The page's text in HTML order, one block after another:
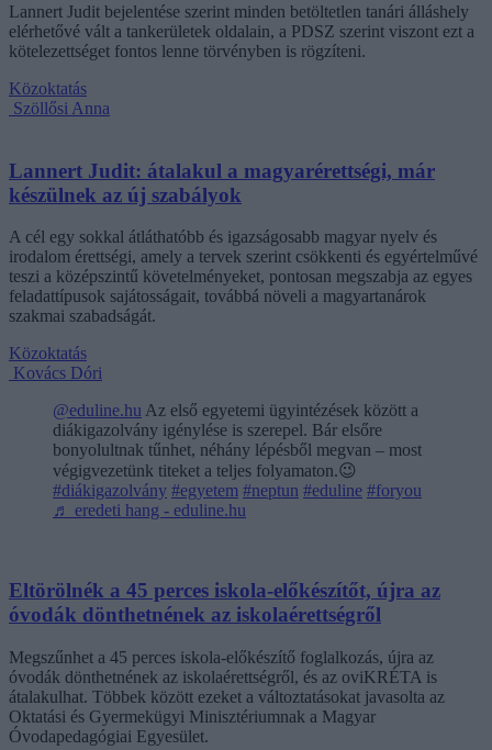
Lannert Judit bejelentése szerint minden betöltetlen tanári álláshely
elérhetővé vált a tankerületek oldalain, a PDSZ szerint viszont ezt a
kötelezettséget fontos lenne törvényben is rögzíteni.
Közoktatás
Szöllősi Anna
Lannert Judit: átalakul a magyarérettségi, már
készülnek az új szabályok
A cél egy sokkal átláthatóbb és igazságosabb magyar nyelv és
irodalom érettségi, amely a tervek szerint csökkenti és egyértelművé
teszi a középszintű követelményeket, pontosan megszabja az egyes
feladattípusok sajátosságait, továbbá növeli a magyartanárok
szakmai szabadságát.
Közoktatás
Kovács Dóri
@eduline.hu Az első egyetemi ügyintézések között a
diákigazolvány igénylése is szerepel. Bár elsőre
bonyolultnak tűnhet, néhány lépésből megvan – most
végigvezetünk titeket a teljes folyamaton.😉
#diákigazolvány #egyetem #neptun #eduline #foryou
♬ eredeti hang - eduline.hu
Eltörölnék a 45 perces iskola-előkészítőt, újra az
óvodák dönthetnének az iskolaérettségről
Megszűnhet a 45 perces iskola-előkészítő foglalkozás, újra az
óvodák dönthetnének az iskolaérettségről, és az oviKRÉTA is
átalakulhat. Többek között ezeket a változtatásokat javasolta az
Oktatási és Gyermekügyi Minisztériumnak a Magyar
Óvodapedagógiai Egyesület.